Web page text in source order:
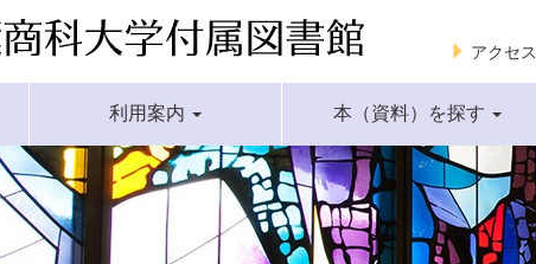
アクセス
利用案内 本（資料）を探す